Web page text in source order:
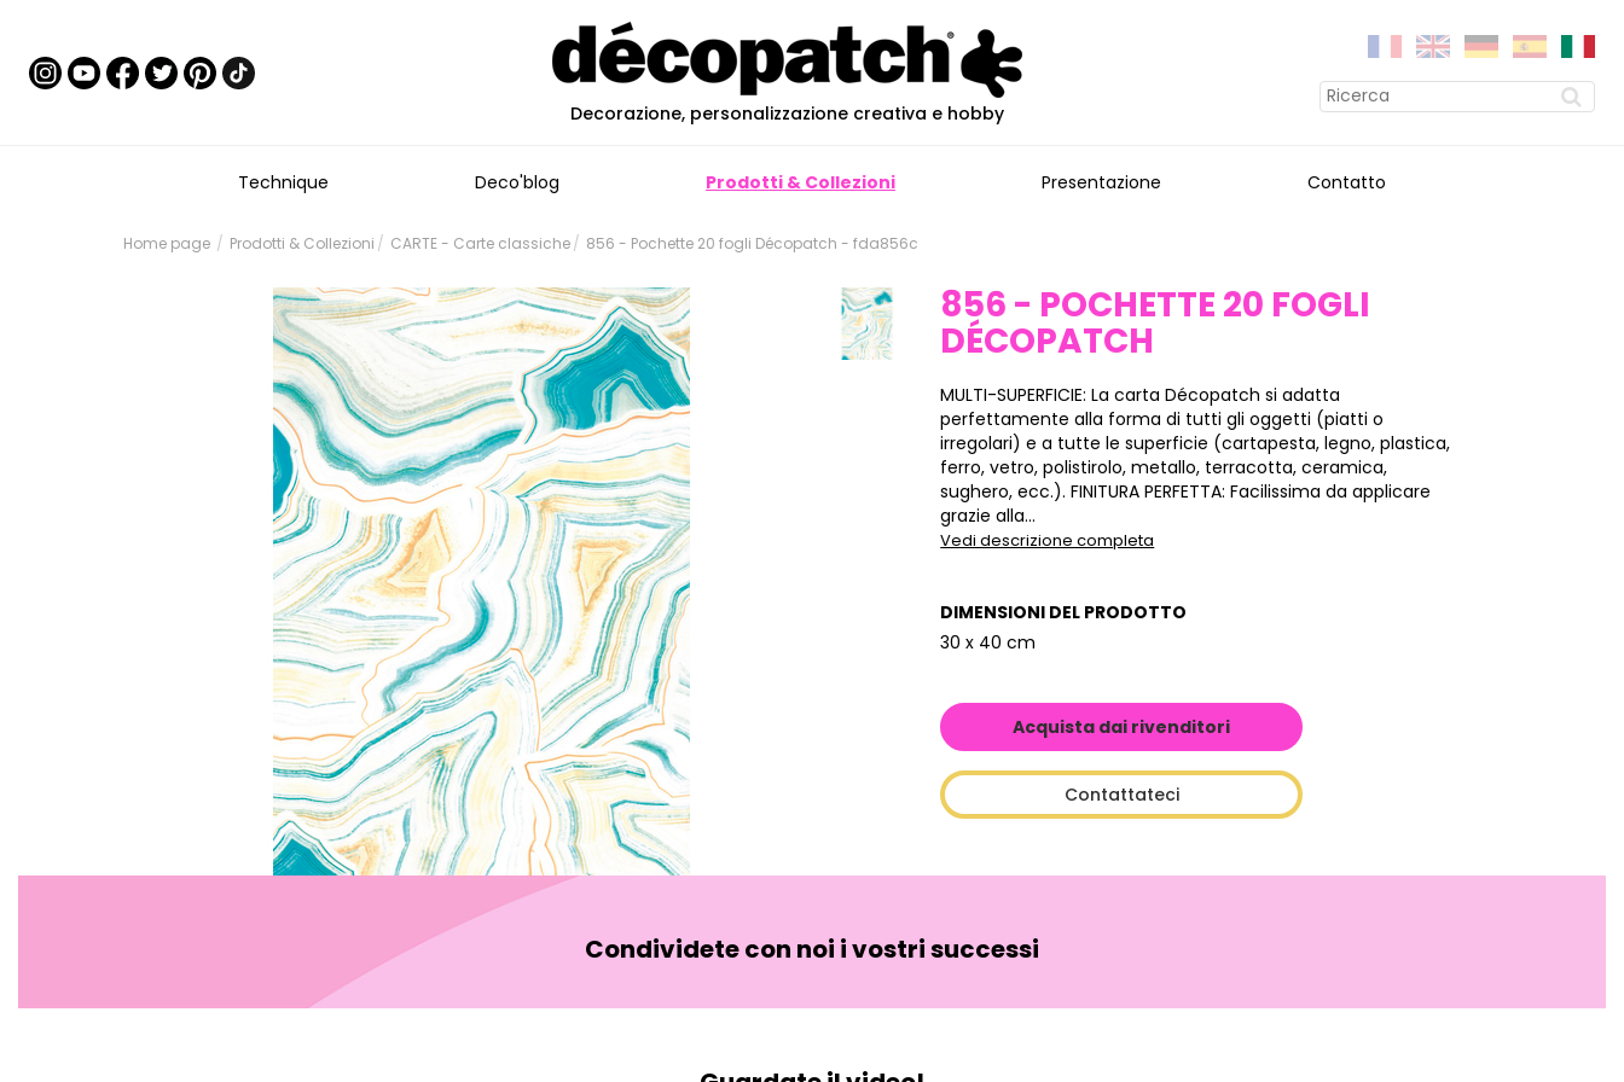
Decorazione, personalizzazione creativa e hobby
Technique Deco'blog Prodotti & Collezioni Presentazione Contatto
Home page Prodotti & Collezioni CARTE - Carte classiche 856 - Pochette 20 fogli Décopatch - fda856c
856 - POCHETTE 20 FOGLI
DÉCOPATCH
MULTI-SUPERFICIE: La carta Décopatch si adatta
perfettamente alla forma di tutti gli oggetti (piatti o
irregolari) e a tutte le superficie (cartapesta, legno, plastica,
ferro, vetro, polistirolo, metallo, terracotta, ceramica,
sughero, ecc.). FINITURA PERFETTA: Facilissima da applicare
grazie alla...
Vedi descrizione completa
DIMENSIONI DEL PRODOTTO
30 x 40 cm
Acquista dai rivenditori
Contattateci
Condividete con noi i vostri successi